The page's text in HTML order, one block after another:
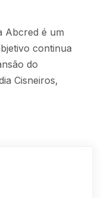
Abcred é um
continua
do
Cisneiros,